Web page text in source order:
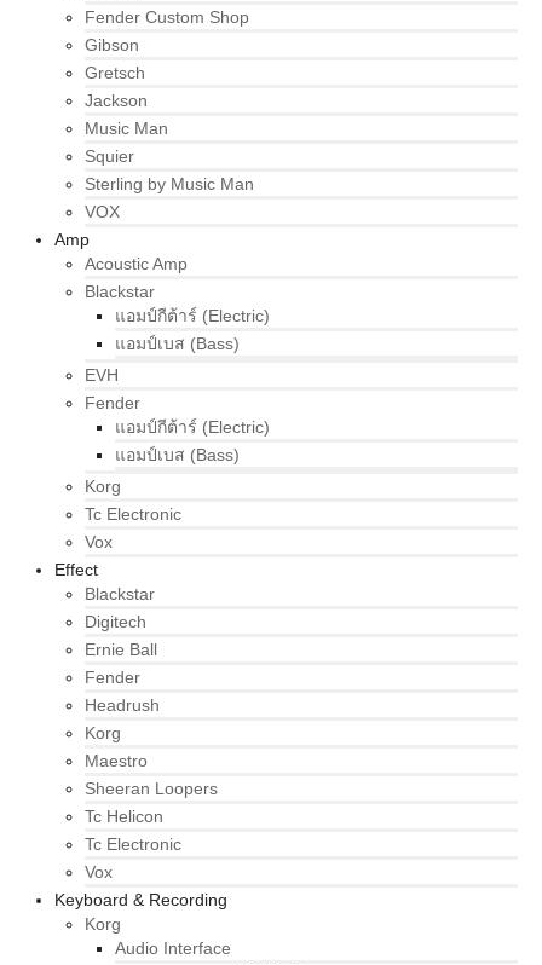
Fender Custom Shop
Gibson
Gretsch
Jackson
Music Man
Squier
Sterling by Music Man
VOX
Amp
Acoustic Amp
Blackstar
แอมป์กีต้าร์ (Electric)
แอมป์เบส (Bass)
EVH
Fender
แอมป์กีต้าร์ (Electric)
แอมป์เบส (Bass)
Korg
Tc Electronic
Vox
Effect
Blackstar
Digitech
Ernie Ball
Fender
Headrush
Korg
Maestro
Sheeran Loopers
Tc Helicon
Tc Electronic
Vox
Keyboard & Recording
Korg
Audio Interface